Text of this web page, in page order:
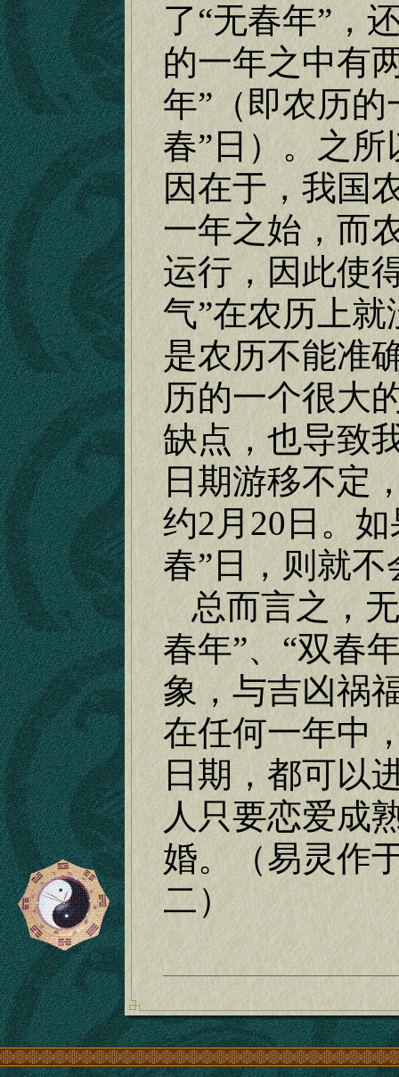
了“无春年”，
的一年之中有
年”（即农历
春”日）。之
因在于，我国
一年之始，而
运行，因此使
气”在农历上
是农历不能准
历的一个很大
缺点，也导致
日期游移不定
约2月20日。如
春”日，则就
总而言之，
春年”、“双春
象，与吉凶祸
在任何一年中
日期，都可以
人只要恋爱成
婚。（易灵作
二）